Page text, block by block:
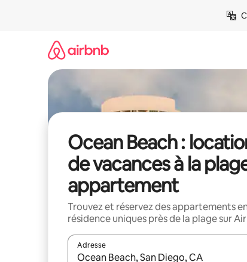
Ocean Beach :
de vacances à la
appartement
Trouvez et réservez des appartements
résidence uniques près de la plage sur
Adresse
Lorsque les résultats s'affichent, utilisez les